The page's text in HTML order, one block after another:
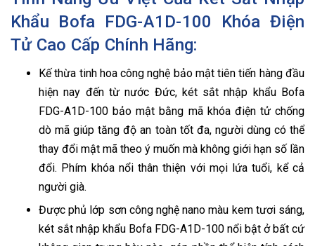
Khẩu Bofa FDG-A1D-100 Khóa Điện
Tử Cao Cấp Chính Hãng:
Kế thừa tinh hoa công nghệ bảo mật tiên tiến hàng đầu
hiện nay đến từ nước Đức, két sắt nhập khẩu Bofa
FDG-A1D-100 bảo mật bằng mã khóa điện tử chống
dò mã giúp tăng độ an toàn tốt đa, người dùng có thể
thay đổi mật mã theo ý muốn mà không giới hạn số lần
đổi. Phím khóa nổi thân thiện với mọi lứa tuổi, kể cả
người già.
Được phủ lớp sơn công nghệ nano màu kem tươi sáng,
két sắt nhập khẩu Bofa FDG-A1D-100 nổi bật ở bất cứ